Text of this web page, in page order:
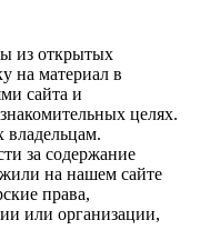
из открытых
на материал в
сайта и
целях.
владельцам.
за содержание
на нашем сайте
права,
или организации,